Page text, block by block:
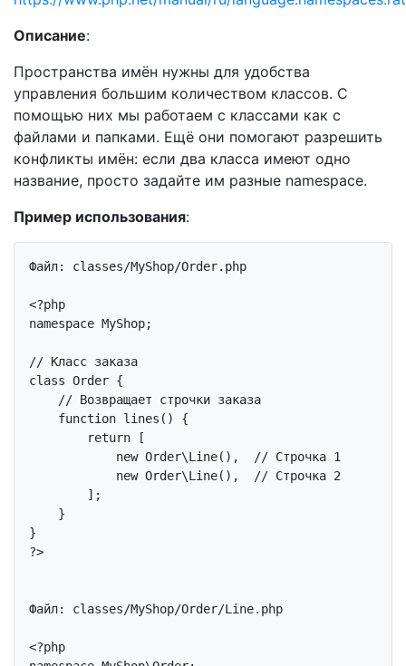
Описание:
Пространства имён нужны для удобства
управления большим количеством классов. С
помощью них мы работаем с классами как с
файлами и папками. Ещё они помогают разрешить
конфликты имён: если два класса имеют одно
название, просто задайте им разные namespace.
Пример использования:
Файл: classes/MyShop/Order.php
<?php
namespace MyShop;
// Класс заказа
class Order {
// Возвращает строчки заказа
function lines ()
{
return [
new Order\Line(),
// Строчка 1
new Order\Line(),
// Строчка 2
        ];
    }
?>
Файл: classes/MyShop/Order/Line.php
<?php